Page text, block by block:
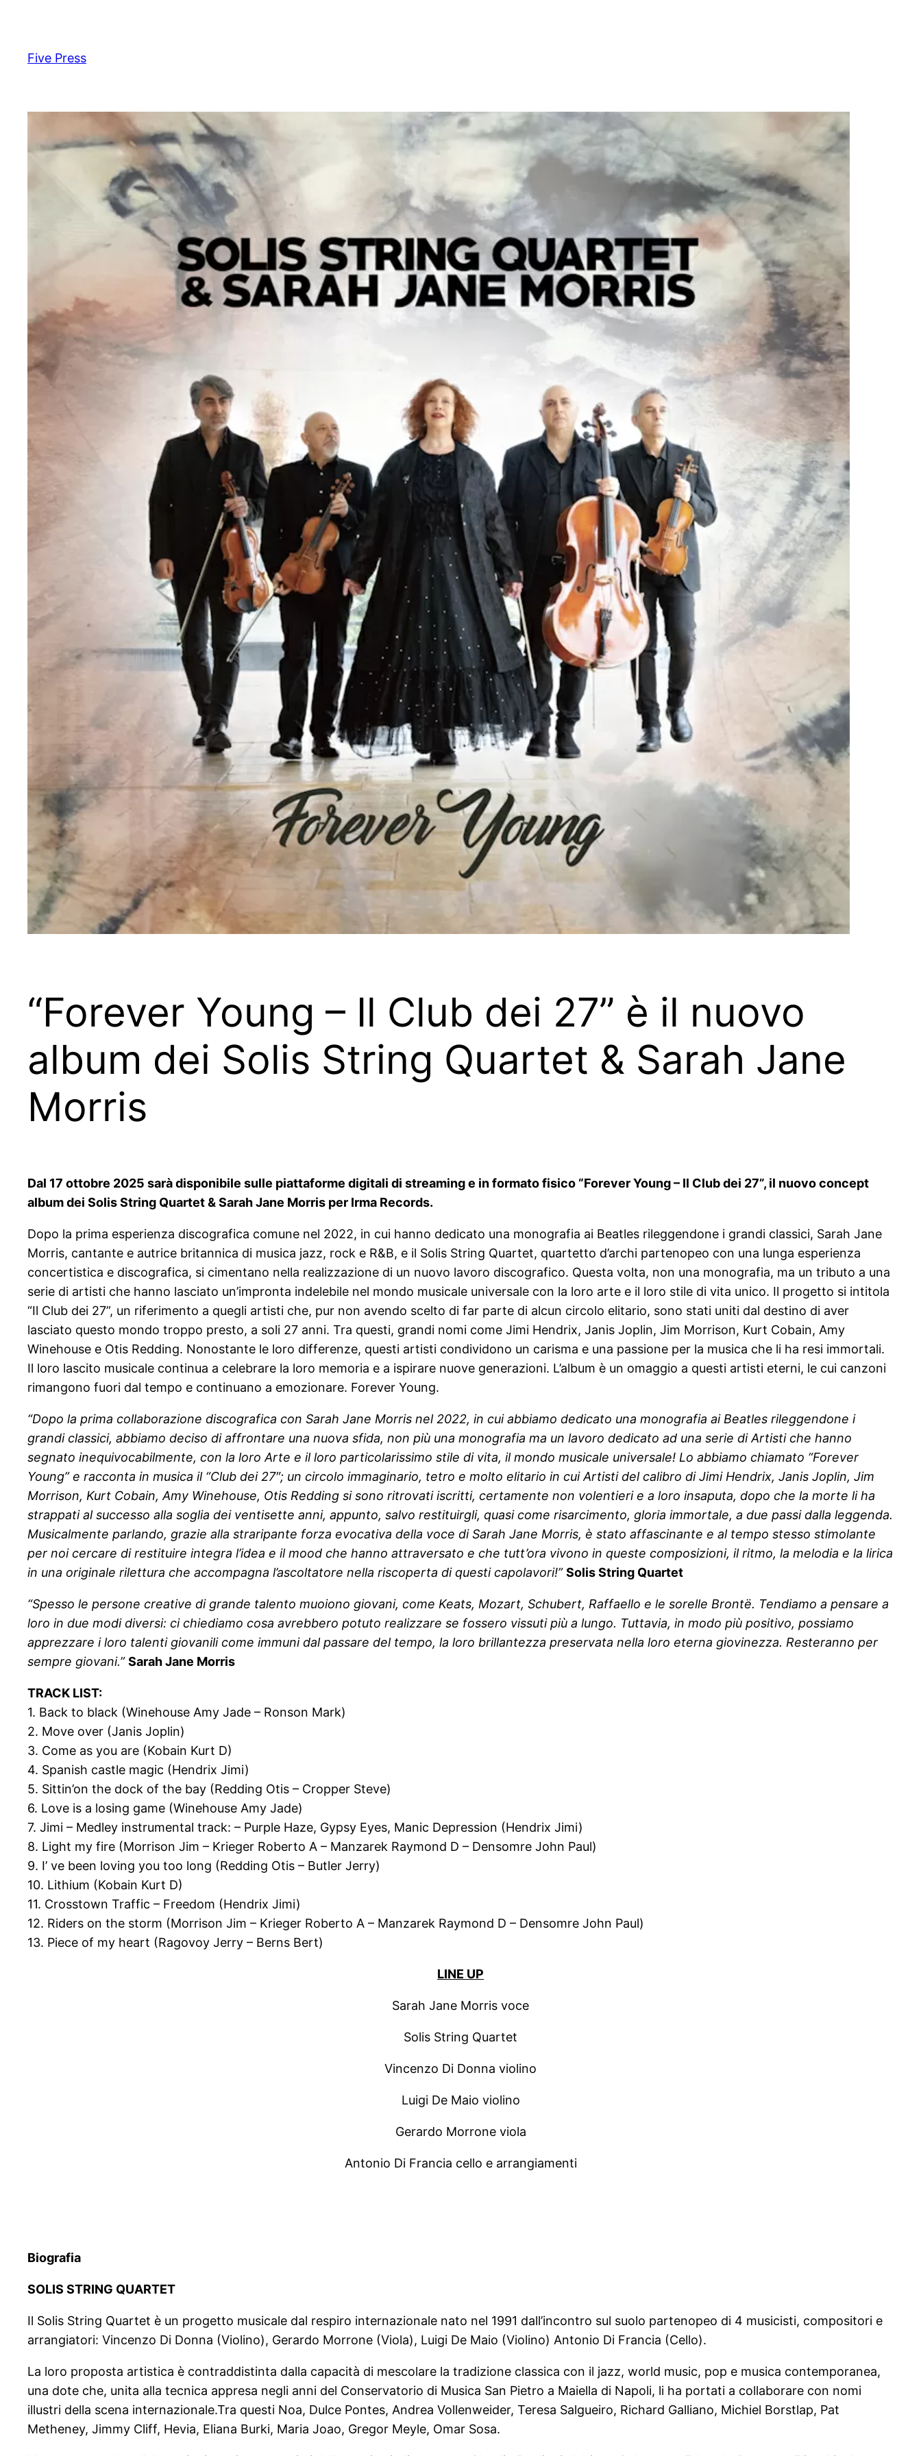
content
Five Press
“Forever Young – Il Club dei 27” è il nuovo
album dei Solis String Quartet & Sarah Jane
Morris
Dal 17 ottobre 2025 sarà disponibile sulle piattaforme digitali di streaming e in formato fisico “Forever Young – Il Club dei 27”, il nuovo concept
album dei Solis String Quartet & Sarah Jane Morris per Irma Records.
Dopo la prima esperienza discografica comune nel 2022, in cui hanno dedicato una monografia ai Beatles rileggendone i grandi classici, Sarah Jane
Morris, cantante e autrice britannica di musica jazz, rock e R&B, e il Solis String Quartet, quartetto d’archi partenopeo con una lunga esperienza
concertistica e discografica, si cimentano nella realizzazione di un nuovo lavoro discografico. Questa volta, non una monografia, ma un tributo a una
serie di artisti che hanno lasciato un’impronta indelebile nel mondo musicale universale con la loro arte e il loro stile di vita unico. Il progetto si intitola
“Il Club dei 27”, un riferimento a quegli artisti che, pur non avendo scelto di far parte di alcun circolo elitario, sono stati uniti dal destino di aver
lasciato questo mondo troppo presto, a soli 27 anni. Tra questi, grandi nomi come Jimi Hendrix, Janis Joplin, Jim Morrison, Kurt Cobain, Amy
Winehouse e Otis Redding. Nonostante le loro differenze, questi artisti condividono un carisma e una passione per la musica che li ha resi immortali.
Il loro lascito musicale continua a celebrare la loro memoria e a ispirare nuove generazioni. L’album è un omaggio a questi artisti eterni, le cui canzoni
rimangono fuori dal tempo e continuano a emozionare. Forever Young.
“Dopo la prima collaborazione discografica con Sarah Jane Morris nel 2022, in cui abbiamo dedicato una monografia ai Beatles rileggendone i
grandi classici, abbiamo deciso di affrontare una nuova sfida, non più una monografia ma un lavoro dedicato ad una serie di Artisti che hanno
segnato inequivocabilmente, con la loro Arte e il loro particolarissimo stile di vita, il mondo musicale universale! Lo abbiamo chiamato “Forever
Young” e racconta in musica il “Club dei 27″; un circolo immaginario, tetro e molto elitario in cui Artisti del calibro di Jimi Hendrix, Janis Joplin, Jim
Morrison, Kurt Cobain, Amy Winehouse, Otis Redding si sono ritrovati iscritti, certamente non volentieri e a loro insaputa, dopo che la morte li ha
strappati al successo alla soglia dei ventisette anni, appunto, salvo restituirgli, quasi come risarcimento, gloria immortale, a due passi dalla leggenda.
Musicalmente parlando, grazie alla straripante forza evocativa della voce di Sarah Jane Morris, è stato affascinante e al tempo stesso stimolante
per noi cercare di restituire integra l’idea e il mood che hanno attraversato e che tutt’ora vivono in queste composizioni, il ritmo, la melodia e la lirica
in una originale rilettura che accompagna l’ascoltatore nella riscoperta di questi capolavori!”Solis String Quartet
“Spesso le persone creative di grande talento muoiono giovani, come Keats, Mozart, Schubert, Raffaello e le sorelle Brontë. Tendiamo a pensare a
loro in due modi diversi: ci chiediamo cosa avrebbero potuto realizzare se fossero vissuti più a lungo. Tuttavia, in modo più positivo, possiamo
apprezzare i loro talenti giovanili come immuni dal passare del tempo, la loro brillantezza preservata nella loro eterna giovinezza. Resteranno per
sempre giovani.” Sarah Jane Morris
TRACK LIST:
1. Back to black (Winehouse Amy Jade – Ronson Mark)
2. Move over (Janis Joplin)
3. Come as you are (Kobain Kurt D)
4. Spanish castle magic (Hendrix Jimi)
5. Sittin’on the dock of the bay (Redding Otis – Cropper Steve)
6. Love is a losing game (Winehouse Amy Jade)
7. Jimi – Medley instrumental track: – Purple Haze, Gypsy Eyes, Manic Depression (Hendrix Jimi)
8. Light my fire (Morrison Jim – Krieger Roberto A – Manzarek Raymond D – Densomre John Paul)
9. I’ ve been loving you too long (Redding Otis – Butler Jerry)
10. Lithium (Kobain Kurt D)
11. Crosstown Traffic – Freedom (Hendrix Jimi)
12. Riders on the storm (Morrison Jim – Krieger Roberto A – Manzarek Raymond D – Densomre John Paul)
13. Piece of my heart (Ragovoy Jerry – Berns Bert)
LINE UP
Sarah Jane Morris voce
Solis String Quartet
Vincenzo Di Donna violino
Luigi De Maio violino
Gerardo Morrone viola
Antonio Di Francia cello e arrangiamenti
Biografia
SOLIS STRING QUARTET
Il Solis String Quartet è un progetto musicale dal respiro internazionale nato nel 1991 dall’incontro sul suolo partenopeo di 4 musicisti, compositori e
arrangiatori: Vincenzo Di Donna (Violino), Gerardo Morrone (Viola), Luigi De Maio (Violino) Antonio Di Francia (Cello).
La loro proposta artistica è contraddistinta dalla capacità di mescolare la tradizione classica con il jazz, world music, pop e musica contemporanea,
una dote che, unita alla tecnica appresa negli anni del Conservatorio di Musica San Pietro a Maiella di Napoli, li ha portati a collaborare con nomi
illustri della scena internazionale.Tra questi Noa, Dulce Pontes, Andrea Vollenweider, Teresa Salgueiro, Richard Galliano, Michiel Borstlap, Pat
Metheney, Jimmy Cliff, Hevia, Eliana Burki, Maria Joao, Gregor Meyle, Omar Sosa.